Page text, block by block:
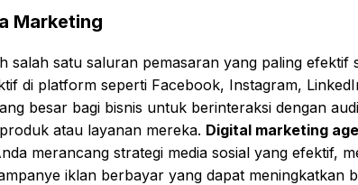
Marketing
salah satu saluran pemasaran yang paling efektif
di platform seperti Facebook, Instagram,
besar bagi bisnis untuk berinteraksi dengan
atau layanan mereka. Digital marketing
merancang strategi media sosial yang efektif,
iklan berbayar yang dapat meningkatkan